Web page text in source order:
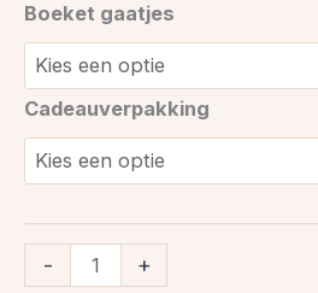
Boeket gaatjes
Cadeauverpakking
- +